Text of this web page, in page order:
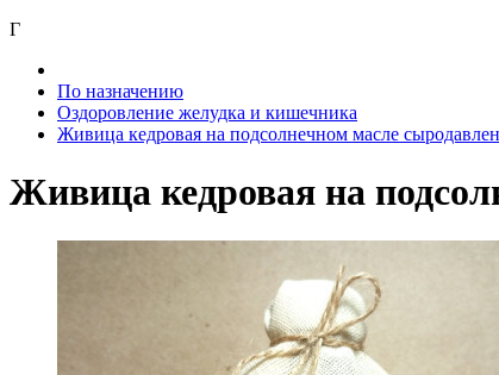
Г
По назначению
Оздоровление желудка и кишечника
Живица кедровая на подсолнечном масле
Живица кедровая на